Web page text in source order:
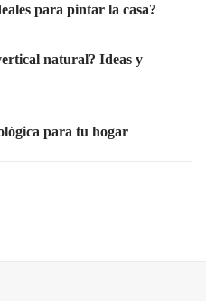
para pintar la casa?
natural? Ideas y
para tu hogar